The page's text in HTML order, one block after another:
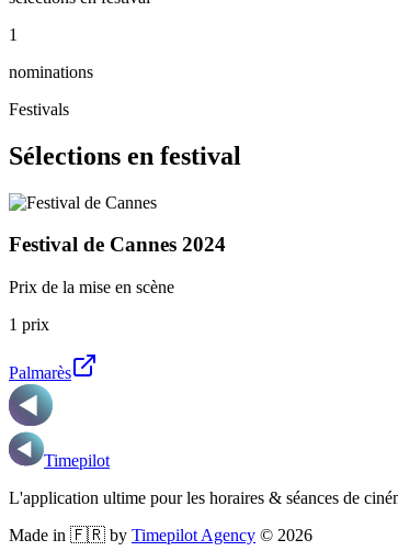
1
nominations
Festivals
Sélections en festival
Festival de Cannes 2024
Prix de la mise en scène
1 prix
Palmarès
Timepilot
L'application ultime pour les horaires & séances de
Made in 🇫🇷 by Timepilot Agency © 2026